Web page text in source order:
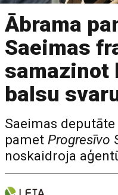
Ābrama
Saeimas
samazinot
balsu
Saeimas
pametProgresīvo
noskaidroja